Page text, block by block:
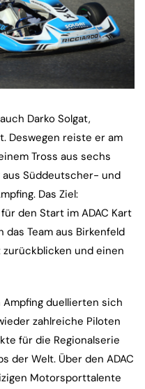
Darko Solgat,
Deswegen reiste er am
Tross aus sechs
aus Süddeutscher- und
Das Ziel:
den Start im ADAC Kart
Team aus Birkenfeld
und einen
duellierten sich
zahlreiche Piloten
für die Regionalserie
der Welt. Über den ADAC
Motorsporttalente